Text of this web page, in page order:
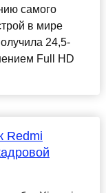
самого
в мире
24,5-
Full HD
Redmi